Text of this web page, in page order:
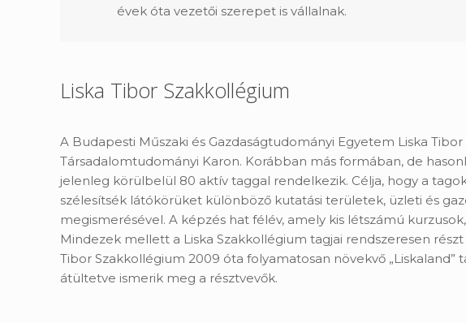
évek óta vezetői szerepet is vállalnak.
Liska Tibor Szakkollégium
A Budapesti Műszaki és Gazdaságtudományi Egyetem Liska
Társadalomtudományi Karon. Korábban más formában, de
jelenleg körülbelül 80 aktív taggal rendelkezik. Célja, hogy a
szélesítsék látókörüket különböző kutatási területek, üzleti és
megismerésével. A képzés hat félév, amely kis létszámú
Mindezek mellett a Liska Szakkollégium tagjai rendszeresen
Tibor Szakkollégium 2009 óta folyamatosan növekvő
átültetve ismerik meg a résztvevők.